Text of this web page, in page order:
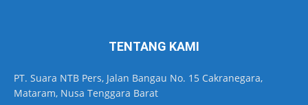
TENTANG KAMI
PT. Suara NTB Pers, Jalan Bangau No. 15 Cakranegara,
Mataram, Nusa Tenggara Barat